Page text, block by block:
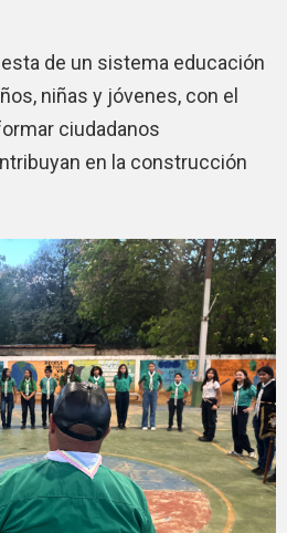
de un sistema educación
niñas y jóvenes, con el
ciudadanos
en la construcción